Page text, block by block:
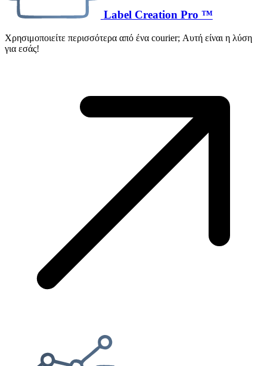
Label Creation Pro ™
Χρησιμοποιείτε περισσότερα από ένα courier; Αυτή είναι η λύση
για εσάς!